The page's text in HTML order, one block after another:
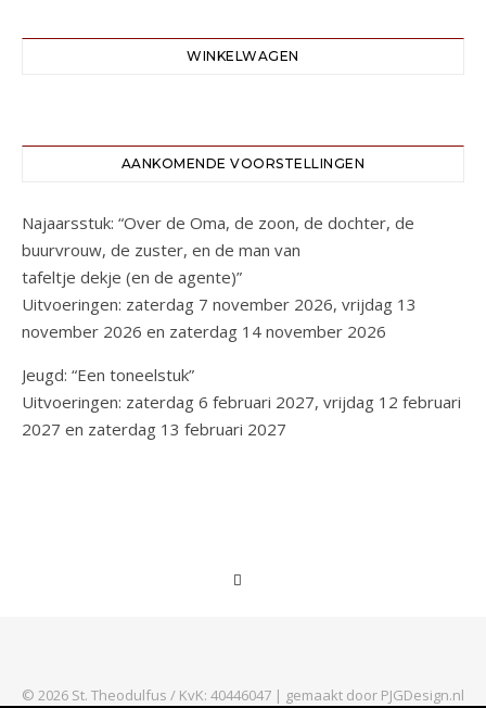
WINKELWAGEN
AANKOMENDE VOORSTELLINGEN
Najaarsstuk: “Over de Oma, de zoon, de dochter, de
buurvrouw, de zuster, en de man van
tafeltje dekje (en de agente)”
Uitvoeringen: zaterdag 7 november 2026, vrijdag 13
november 2026 en zaterdag 14 november 2026
Jeugd: “Een toneelstuk”
Uitvoeringen: zaterdag 6 februari 2027, vrijdag 12 februari
2027 en zaterdag 13 februari 2027
© 2026 St. Theodulfus / KvK: 40446047 | gemaakt door PJGDesign.nl